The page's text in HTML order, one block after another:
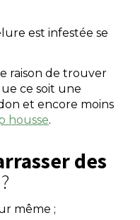
est infestée se
raison de trouver
ce soit une
et encore moins
housse.
des
même ;